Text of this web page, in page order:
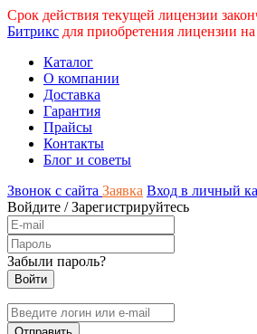
Срок действия текущей лицензии
Битрикс для приобретения лицензии
Каталог
О компании
Доставка
Гарантия
Прайсы
Контакты
Блог и советы
Звонок с сайта Заявка Вход в личный
Войдите /Зарегистрируйтесь
Забыли пароль?